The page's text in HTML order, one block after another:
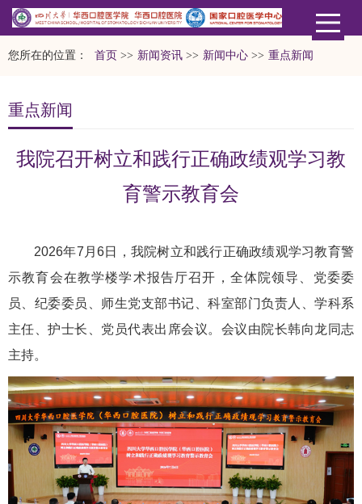
您所在的位置： 首页 >> 新闻资讯 >> 新闻中心 >> 重点新闻
重点新闻
我院召开树立和践行正确政绩观学习教
育警示教育会
2026年7月6日，我院树立和践行正确政绩观学习教育警
示教育会在教学楼学术报告厅召开，全体院领导、党委委
员、纪委委员、师生党支部书记、科室部门负责人、学科系
主任、护士长、党员代表出席会议。会议由院长韩向龙同志
主持。